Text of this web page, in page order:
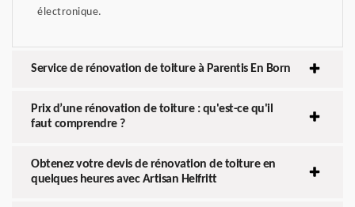
électronique.
Service de rénovation de toiture à Parentis En Born
Prix d’une rénovation de toiture : qu'est-ce qu'il
faut comprendre ?
Obtenez votre devis de rénovation de toiture en
quelques heures avec Artisan Helfritt